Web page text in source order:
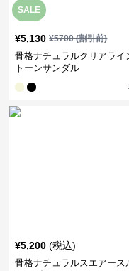
SALE
¥5,130 ¥5700(割引前)
骨格ナチュラルクリアライ
トーンサンダル
¥5,200 (税込)
骨格ナチュラルスエアース